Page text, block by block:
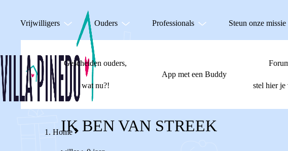
Vrijwilligers Ouders Professionals Steun onze missie
Gescheiden ouders,
wat nu?!
App met een Buddy
stel hier je
Home
IK BEN VAN STREEK